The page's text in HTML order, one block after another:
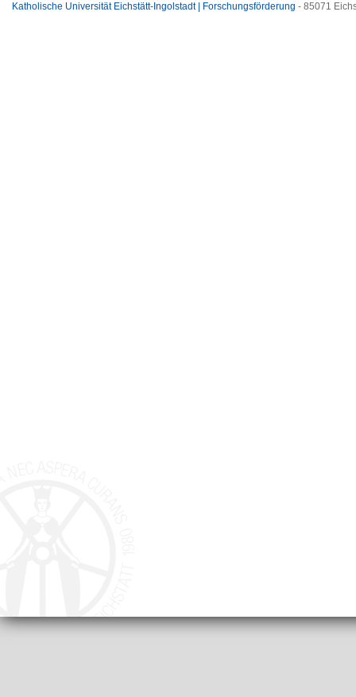
Katholische Universität Eichstätt-Ingolstadt | Forschungsförderung - 85071